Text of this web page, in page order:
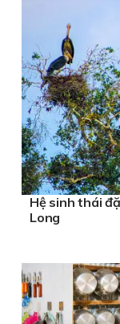
Hệ sinh thái
Long